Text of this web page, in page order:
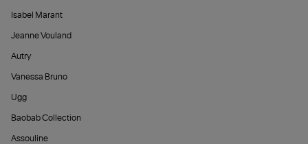
Isabel Marant
Jeanne Vouland
Autry
Vanessa Bruno
Ugg
Baobab Collection
Assouline